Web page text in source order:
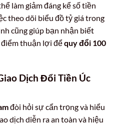
làm giảm đáng kể số tiền
theo dõi biểu đồ tỷ giá trong
cũng giúp bạn nhận biết
thuận lợi đểquy đổi 100
Dịch Đổi Tiền Úc
đòi hỏi sự cẩn trọng và hiểu
dịch diễn ra an toàn và hiệu